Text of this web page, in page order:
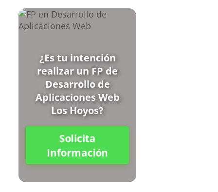
¿Es tu intención
realizar un FP de
Desarrollo de
Aplicaciones Web
Los Hoyos?
Solicita
Información